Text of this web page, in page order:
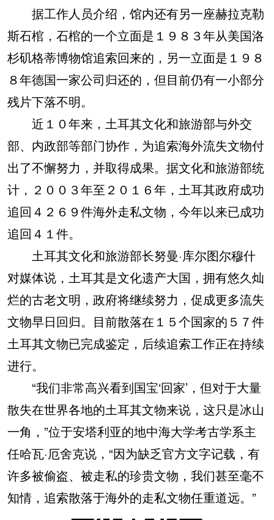
据工作人员介绍，馆内还有另一座赫拉克勒
斯石棺，石棺的一个立面是１９８３年从美国洛
杉矶格蒂博物馆追索回来的，另一立面是１９８
８年德国一家公司归还的，但目前仍有一小部分
残片下落不明。
近１０年来，土耳其文化和旅游部与外交
部、内政部等部门协作，为追索海外流失文物付
出了不懈努力，并取得成果。据文化和旅游部统
计，２００３年至２０１６年，土耳其政府成功
追回４２６９件海外走私文物，今年以来已成功
追回４１件。
土耳其文化和旅游部长努曼·库尔图尔穆什
对媒体说，土耳其是文化遗产大国，拥有悠久灿
烂的古老文明，政府将继续努力，促成更多流失
文物早日回归。目前散落在１５个国家的５７件
土耳其文物已完成鉴定，后续追索工作正在持续
进行。
“我们非常高兴看到国宝‘回家’，但对于大量
散失在世界各地的土耳其文物来说，这只是冰山
一角，”位于安塔利亚的地中海大学考古学系主
任哈瓦·厄舍克说，“因为缺乏官方文字记载，有
许多被偷盗、被走私的珍贵文物，我们甚至毫不
知情，追索散落于海外的走私文物任重道远。”